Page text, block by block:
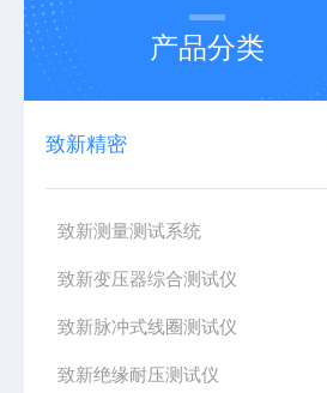
产品分类
致新精密
致新测量测试系统
致新变压器综合测试仪
致新脉冲式线圈测试仪
致新绝缘耐压测试仪